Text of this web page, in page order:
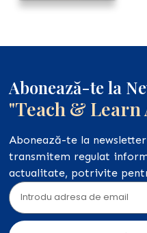
Abonează-te la
"Teach & Learn
Abonează-te la
transmitem regulat
actualitate, potrivite